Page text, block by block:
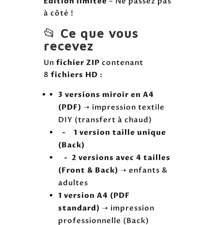
à côté !
📂 Ce que vous
recevez
Un fichier ZIP contenant
8 fichiers HD :
3 versions miroir en A4
(PDF) ➝ impression textile
DIY (transfert à chaud)
- 1 version taille unique
(Back)
- 2 versions avec 4 tailles
(Front & Back) ➝ enfants &
adultes
1 version A4 (PDF
standard) ➝ impression
professionnelle (Back)